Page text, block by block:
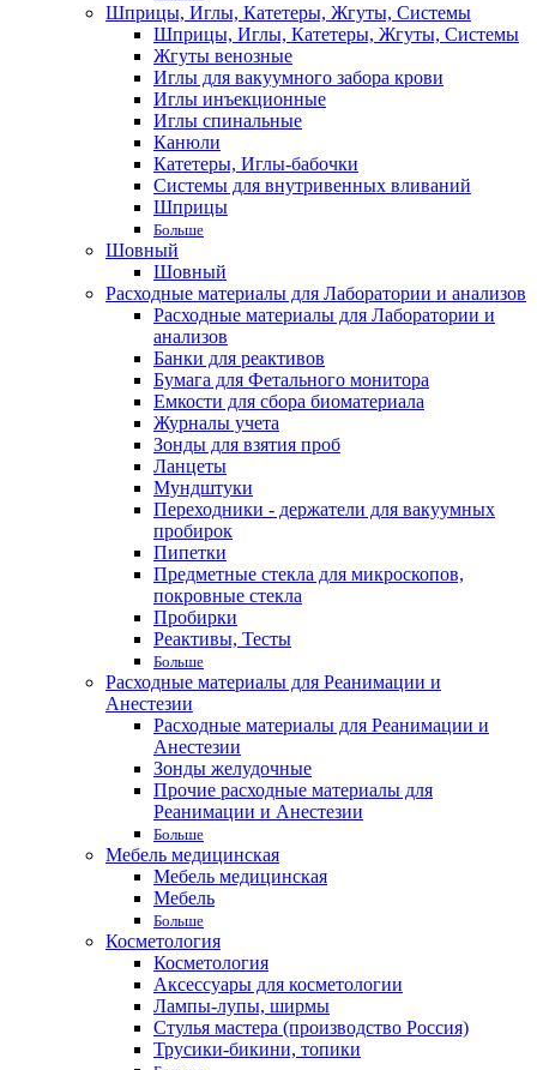
Шприцы, Иглы, Катетеры, Жгуты, Системы
Шприцы, Иглы, Катетеры, Жгуты, Системы
Жгуты венозные
Иглы для вакуумного забора крови
Иглы инъекционные
Иглы спинальные
Канюли
Катетеры, Иглы-бабочки
Системы для внутривенных вливаний
Шприцы
Больше
Шовный
Шовный
Расходные материалы для Лаборатории и анализов
Расходные материалы для Лаборатории и
анализов
Банки для реактивов
Бумага для Фетального монитора
Емкости для сбора биоматериала
Журналы учета
Зонды для взятия проб
Ланцеты
Мундштуки
Переходники - держатели для вакуумных
пробирок
Пипетки
Предметные стекла для микроскопов,
покровные стекла
Пробирки
Реактивы, Тесты
Больше
Расходные материалы для Реанимации и
Анестезии
Расходные материалы для Реанимации и
Анестезии
Зонды желудочные
Прочие расходные материалы для
Реанимации и Анестезии
Больше
Мебель медицинская
Мебель медицинская
Мебель
Больше
Косметология
Косметология
Аксессуары для косметологии
Лампы-лупы, ширмы
Стулья мастера (производство Россия)
Трусики-бикини, топики